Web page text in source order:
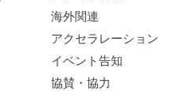
海外関連
アクセラレーション
イベント告知
協賛・協力